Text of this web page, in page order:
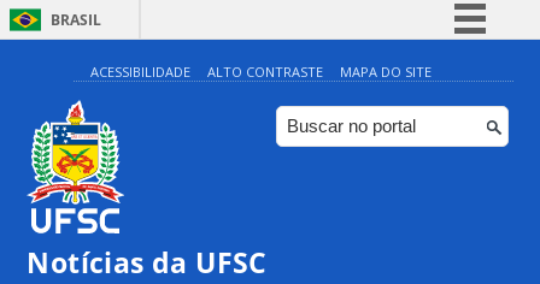
BRASIL
Simplifique!
Comunica BR
Participe
ACESSIBILIDADE ALTO CONTRASTE MAPA DO SITE
Notícias da UFSC